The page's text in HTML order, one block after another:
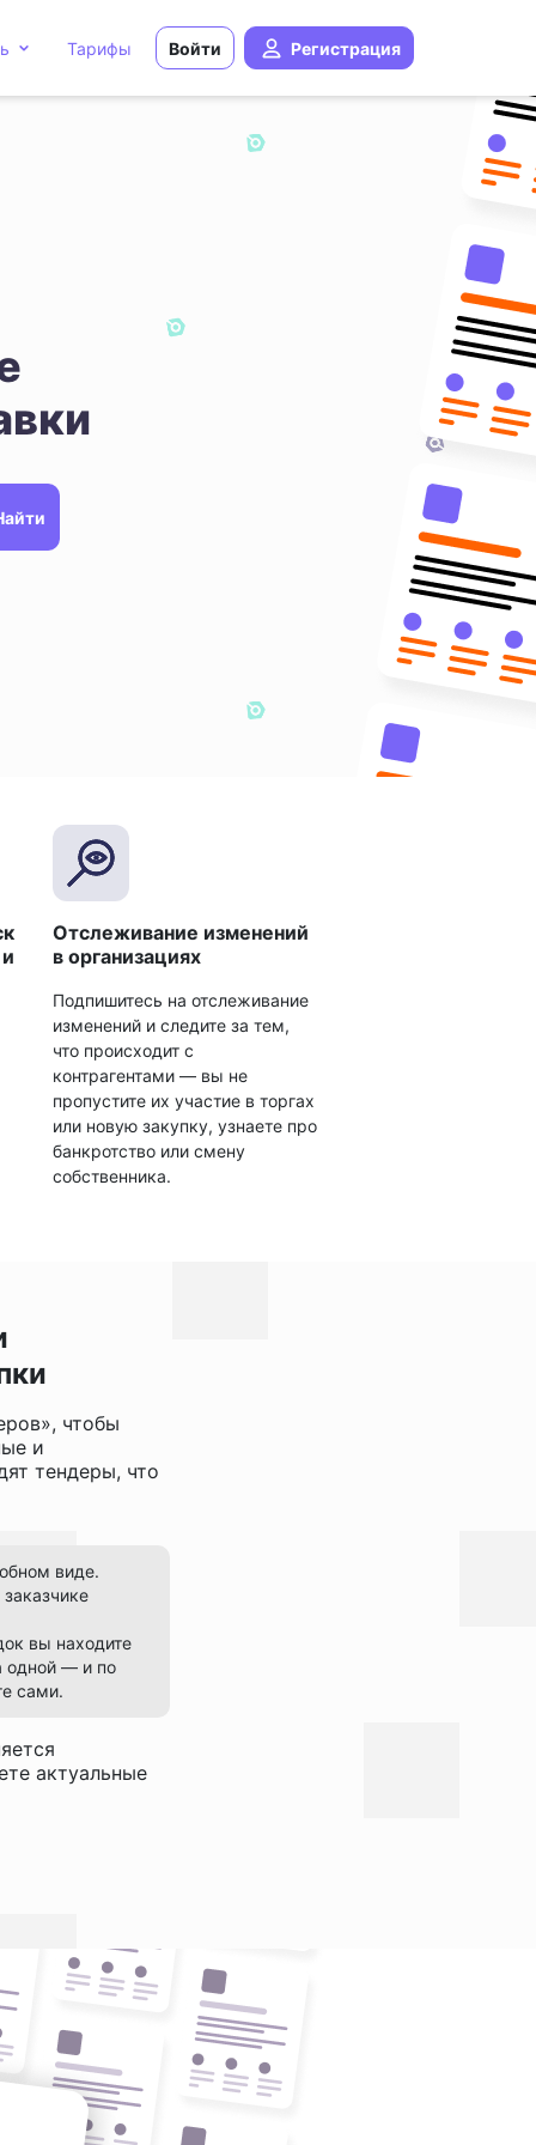
Тарифы Войти Регистрация
Отслеживание изменений
в организациях
Подпишитесь на отслеживание
изменений и следите за тем,
что происходит с
контрагентами — вы не
пропустите их участие в торгах
или новую закупку, узнаете про
банкротство или смену
собственника.
чтобы
и
тендеры, что
виде.
вы находите
одной — и по
сами.
актуальные